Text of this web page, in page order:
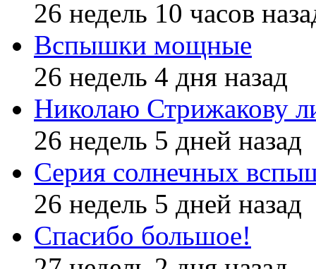
26 недель 10 часов
Вспышки мощные
26 недель 4 дня назад
Николаю Стрижакову
26 недель 5 дней назад
Серия солнечных
26 недель 5 дней назад
Спасибо большое!